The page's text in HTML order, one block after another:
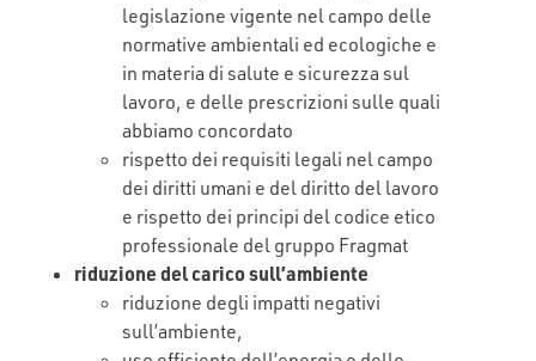
legislazione vigente nel campo delle
normative ambientali ed ecologiche e
in materia di salute e sicurezza sul
lavoro, e delle prescrizioni sulle quali
abbiamo concordato
rispetto dei requisiti legali nel campo
dei diritti umani e del diritto del lavoro
e rispetto dei principi del codice etico
professionale del gruppo Fragmat
riduzione del carico sull’ambiente
riduzione degli impatti negativi
sull’ambiente,